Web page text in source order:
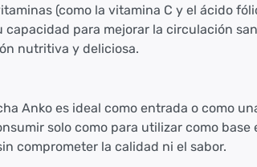
(como la vitamina C y el ácido
para mejorar la circulación
nutritiva y deliciosa.
Anko es ideal como entrada o como
solo como para utilizar como
comprometer la calidad ni el sabor.